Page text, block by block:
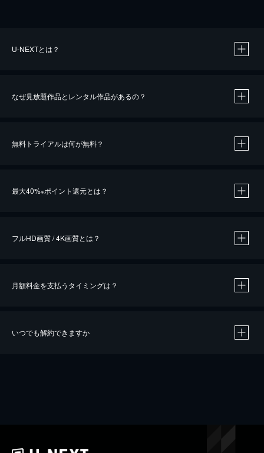
U-NEXTとは？
なぜ見放題作品とレンタル作品があるの？
無料トライアルは何が無料？
最大40%※ポイント還元とは？
※40％ポイント還元の対象は、クレジットカード決済による作品の購入 / レンタルです。
iOSアプリのUコイン決済による作品の購入 / レンタルは、20％のポイント還元です。
フルHD画質 / 4K画質とは？
月額料金を支払うタイミングは？
いつでも解約できますか